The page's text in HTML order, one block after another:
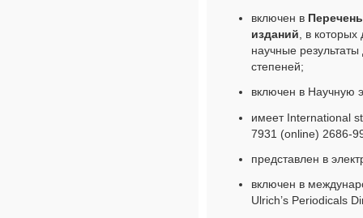
включен в
изданий , в
научные
степеней;
включен в Научную
имеет International
7931 (online) 2686-
представлен в
включен в
Ulrich’s Periodicals